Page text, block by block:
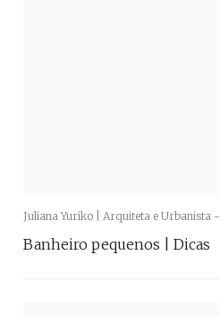
Juliana Yuriko | Arquiteta e Urbanista -
Banheiro pequenos | Dicas